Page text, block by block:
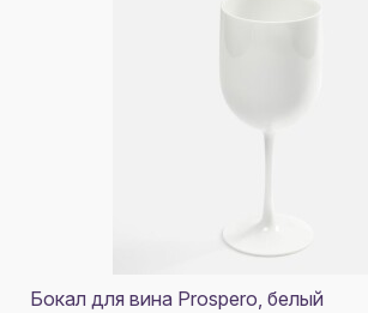
Бокал для вина Prospero, белый